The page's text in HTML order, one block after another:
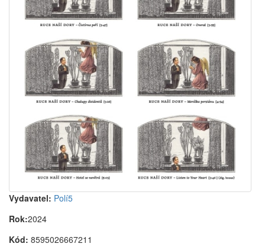
Vydavatel: Polí5
Rok:2024
Kód: 8595026667211